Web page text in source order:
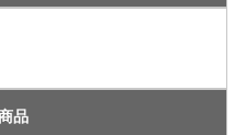
品